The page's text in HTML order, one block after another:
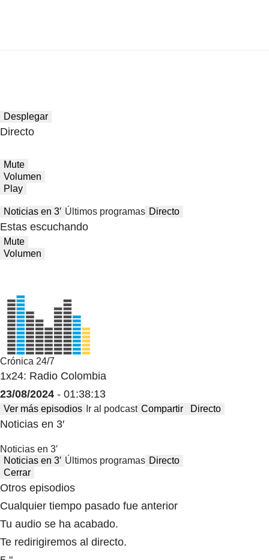
Desplegar
Directo
Mute
Volumen
Play
Noticias en 3′ Últimos programas Directo
Estas escuchando
Mute
Volumen
Crónica 24/7
1x24: Radio Colombia
23/08/2024 - 01:38:13
Ver más episodios Ir al podcast Compartir Directo
Noticias en 3′
Noticias en 3′
Noticias en 3′ Últimos programas Directo
Cerrar
Otros episodios
Cualquier tiempo pasado fue anterior
Tu audio se ha acabado.
Te redirigiremos al directo.